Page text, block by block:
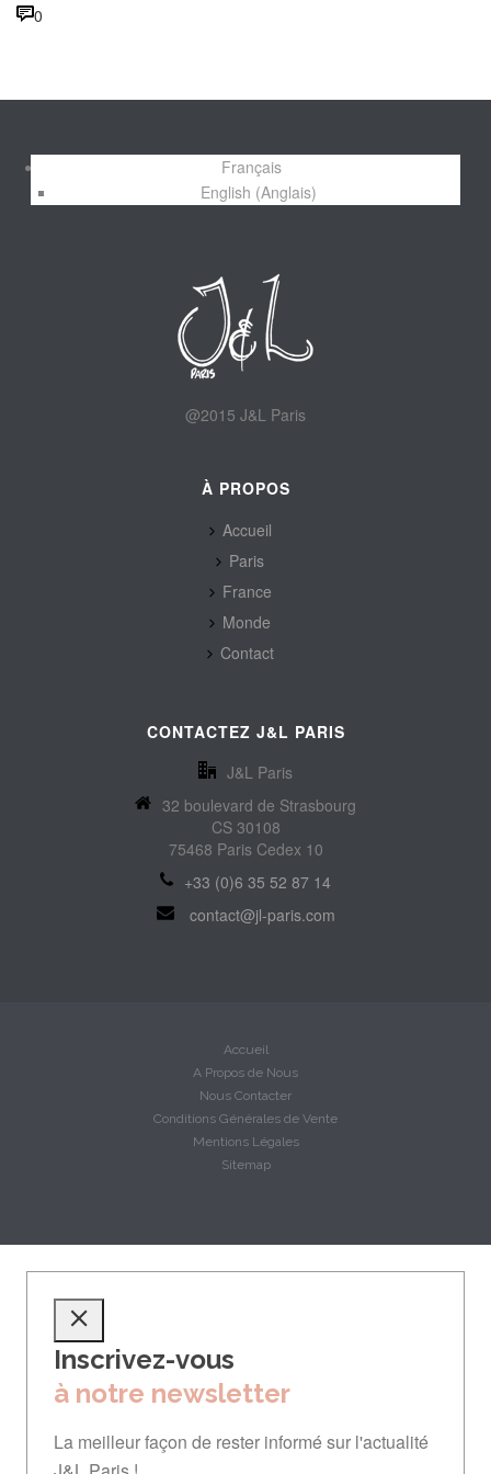
0
Français
English (Anglais)
@2015 J&L Paris
À PROPOS
Accueil
Paris
France
Monde
Contact
CONTACTEZ J&L PARIS
J&L Paris
32 boulevard de Strasbourg
CS 30108
75468 Paris Cedex 10
+33 (0)6 35 52 87 14
contact@jl-paris.com
Accueil
A Propos de Nous
Nous Contacter
Conditions Générales de Vente
Mentions Légales
Sitemap
Inscrivez-vous
à notre newsletter
La meilleur façon de rester informé sur l'actualité